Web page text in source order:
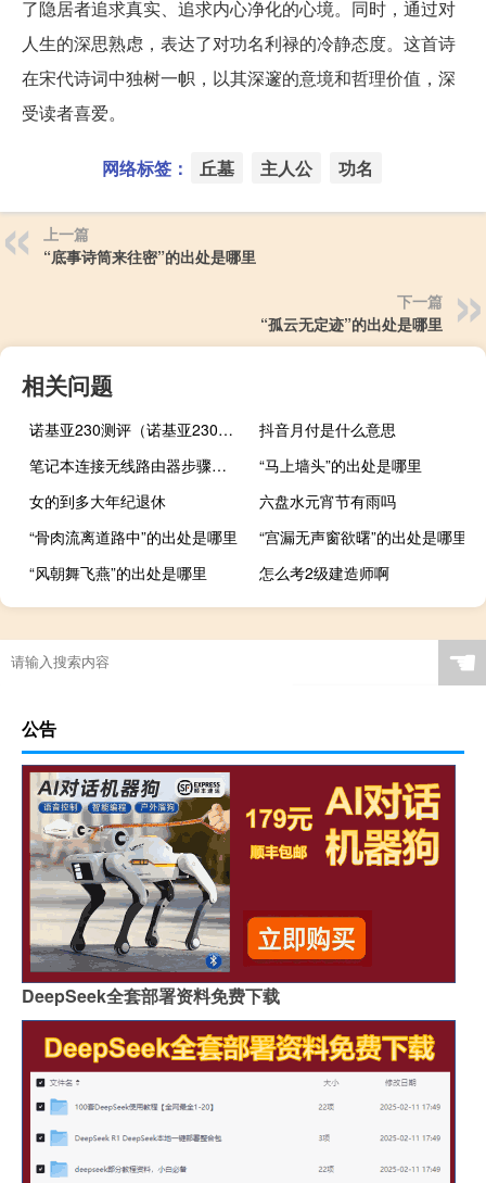
了隐居者追求真实、追求内心净化的心境。同时，通过对
人生的深思熟虑，表达了对功名利禄的冷静态度。这首诗
在宋代诗词中独树一帜，以其深邃的意境和哲理价值，深
受读者喜爱。
网络标签： 丘墓 主人公 功名
上一篇
“底事诗筒来往密”的出处是哪里
下一篇
“孤云无定迹”的出处是哪里
相关问题
诺基亚230测评（诺基亚2300简介）
抖音月付是什么意思
笔记本连接无线路由器步骤（笔记本怎么连接无线路由器）
“马上墙头”的出处是哪里
女的到多大年纪退休
六盘水元宵节有雨吗
“骨肉流离道路中”的出处是哪里
“宫漏无声窗欲曙”的出处是哪里
“风朝舞飞燕”的出处是哪里
怎么考2级建造师啊
☚
公告
DeepSeek全套部署资料免费下载